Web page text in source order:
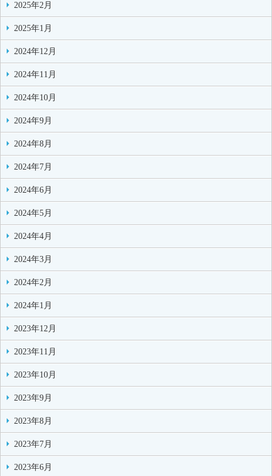
2025年2月
2025年1月
2024年12月
2024年11月
2024年10月
2024年9月
2024年8月
2024年7月
2024年6月
2024年5月
2024年4月
2024年3月
2024年2月
2024年1月
2023年12月
2023年11月
2023年10月
2023年9月
2023年8月
2023年7月
2023年6月